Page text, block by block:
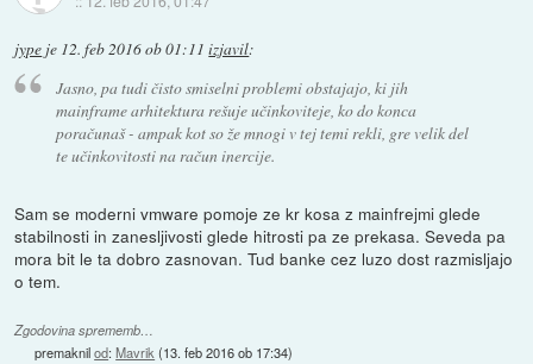
jype je 12. feb 2016 ob 01:11 izjavil:
Jasno, pa tudi čisto smiselni problemi obstajajo, ki jih
mainframe arhitektura rešuje učinkoviteje, ko do konca
poračunaš - ampak kot so že mnogi v tej temi rekli, gre velik del
te učinkovitosti na račun inercije.
Sam se moderni vmware pomoje ze kr kosa z mainfrejmi glede
stabilnosti in zanesljivosti glede hitrosti pa ze prekasa. Seveda pa
mora bit le ta dobro zasnovan. Tud banke cez luzo dost razmisljajo
o tem.
Zgodovina sprememb…
premaknilod:Mavrik(13. feb 2016 ob 17:34)